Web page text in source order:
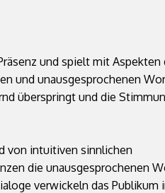
und spielt mit Aspekten
und unausgesprochenen
überspringt und die
von intuitiven sinnlichen
die unausgesprochenen
verwickeln das Publikum